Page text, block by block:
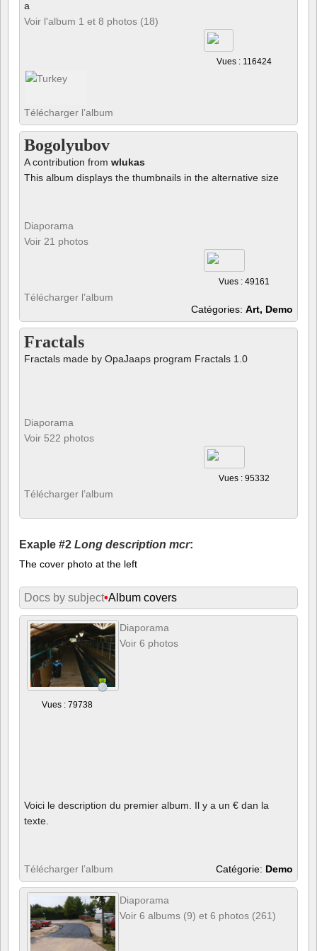
a
Voir l'album 1 et 8 photos (18)
Vues : 116424
Télécharger l’album
Bogolyubov
A contribution from wlukas
This album displays the thumbnails in the alternative size
Diaporama
Voir 21 photos
Vues : 49161
Télécharger l’album
Catégories: Art, Demo
Fractals
Fractals made by OpaJaaps program Fractals 1.0
Diaporama
Voir 522 photos
Vues : 95332
Télécharger l’album
Exaple #2 Long description mcr:
The cover photo at the left
Docs by subject•Album covers
Vues : 79738
Diaporama
Voir 6 photos
Voici le description du premier album. Il y a un € dan la
texte.
Télécharger l’album Catégorie: Demo
Diaporama
Voir 6 albums (9) et 6 photos (261)